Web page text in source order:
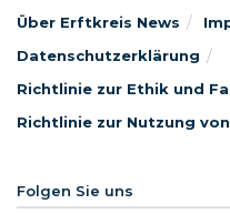
Über Erftkreis News
Datenschutzerklärung
Richtlinie zur Ethik und
Richtlinie zur Nutzung von
Folgen Sie uns